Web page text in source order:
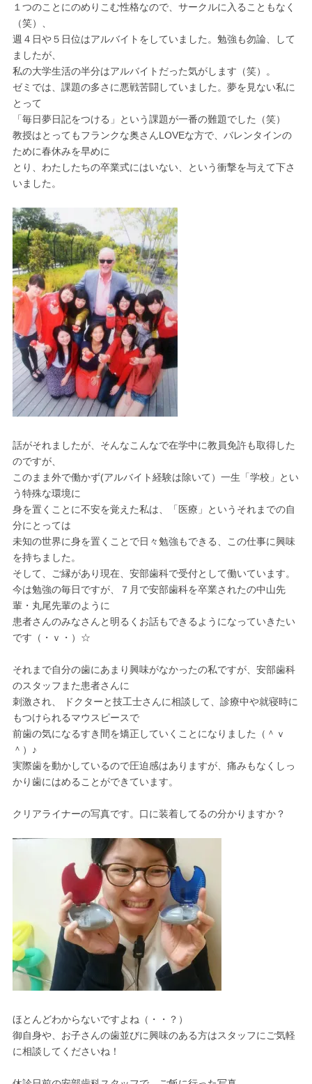
１つのことにのめりこむ性格なので、サークルに入ることもなく
（笑）、
週４日や５日位はアルバイトをしていました。勉強も勿論、して
ましたが、
私の大学生活の半分はアルバイトだった気がします（笑）。
ゼミでは、課題の多さに悪戦苦闘していました。夢を見ない私に
とって
「毎日夢日記をつける」という課題が一番の難題でした（笑）
教授はとってもフランクな奥さんLOVEな方で、バレンタインの
ために春休みを早めに
とり、わたしたちの卒業式にはいない、という衝撃を与えて下さ
いました。
話がそれましたが、そんなこんなで在学中に教員免許も取得した
のですが、
このまま外で働かず(アルバイト経験は除いて）一生「学校」とい
う特殊な環境に
身を置くことに不安を覚えた私は、「医療」というそれまでの自
分にとっては
未知の世界に身を置くことで日々勉強もできる、この仕事に興味
を持ちました。
そして、ご縁があり現在、安部歯科で受付として働いています。
今は勉強の毎日ですが、７月で安部歯科を卒業されたの中山先
輩・丸尾先輩のように
患者さんのみなさんと明るくお話もできるようになっていきたい
です（・ｖ・）☆
それまで自分の歯にあまり興味がなかったの私ですが、安部歯科
のスタッフまた患者さんに
刺激され、 ドクターと技工士さんに相談して、診療中や就寝時に
もつけられるマウスピースで
前歯の気になるすき間を矯正していくことになりました（＾ｖ
＾）♪
実際歯を動かしているので圧迫感はありますが、痛みもなくしっ
かり歯にはめることができています。
クリアライナーの写真です。口に装着してるの分かりますか？
ほとんどわからないですよね（・・？）
御自身や、お子さんの歯並びに興味のある方はスタッフにご気軽
に相談してくださいね！